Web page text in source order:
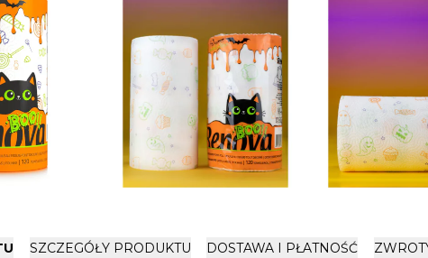
SZCZEGÓŁY PRODUKTU DOSTAWA I PŁATNOŚĆ